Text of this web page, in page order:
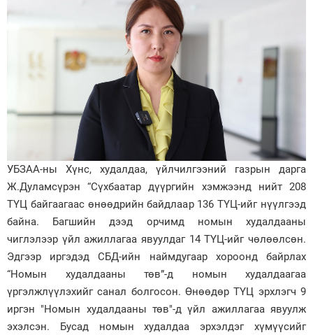
УБЗАА-ны Хүнс, худалдаа, үйлчилгээний газрын дарга
Ж.Дуламсүрэн “Сүхбаатар дүүргийн хэмжээнд нийт 208
ТҮЦ байгаагаас өнөөдрийн байдлаар 136 ТҮЦ-ийг нүүлгээд
байна. Багшийн дээд орчимд номын худалдааны
чиглэлээр үйл ажиллагаа явуулдаг 14 ТҮЦ-ийг чөлөөлсөн.
Эдгээр иргэдэд СБД-ийн наймдугаар хороонд байрлах
“Номын худалдааны төв”-д номын худалдаагаа
үргэлжлүүлэхийг санал болгосон. Өнөөдөр ТҮЦ эрхлэгч 9
иргэн "Номын худалдааны төв"-д үйл ажиллагаа явуулж
эхэлсэн. Бусад номын худалдаа эрхэлдэг хүмүүсийг